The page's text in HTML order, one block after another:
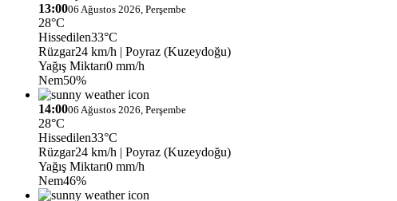
13:0006 Ağustos 2026, Perşembe
28°C
Hissedilen33°C
Rüzgar24 km/h | Poyraz (Kuzeydoğu)
Yağış Miktarı0 mm/h
Nem50%
14:0006 Ağustos 2026, Perşembe
28°C
Hissedilen33°C
Rüzgar24 km/h | Poyraz (Kuzeydoğu)
Yağış Miktarı0 mm/h
Nem46%